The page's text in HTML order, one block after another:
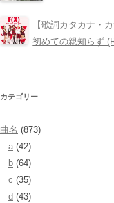
【歌詞カタカナ・
初めての親知らず
カテゴリー
曲名 (873)
a (42)
b (64)
c (35)
d (43)